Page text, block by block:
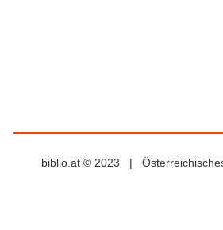
biblio.at © 2023 |